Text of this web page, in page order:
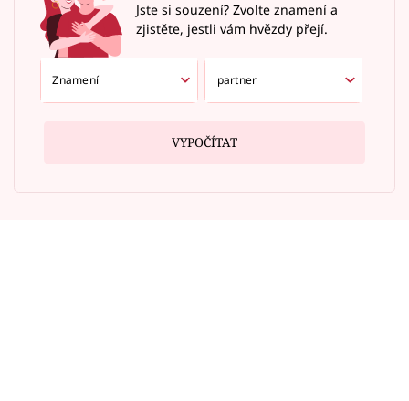
Jste si souzení? Zvolte znamení a
zjistěte, jestli vám hvězdy přejí.
VYPOČÍTAT